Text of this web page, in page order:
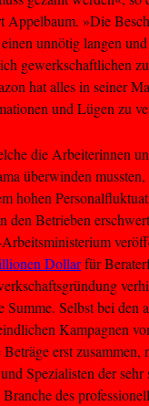
Appelbaum. »Die
unnötig langen
gewerkschaftlichen
hat alles in seiner
und Lügen zu
die Arbeiterinnen
überwinden
hohen
den Betrieben
Dollarfür
Summe. Selbst bei den
Kampagnen
erst zusammen,
Spezialisten der
des